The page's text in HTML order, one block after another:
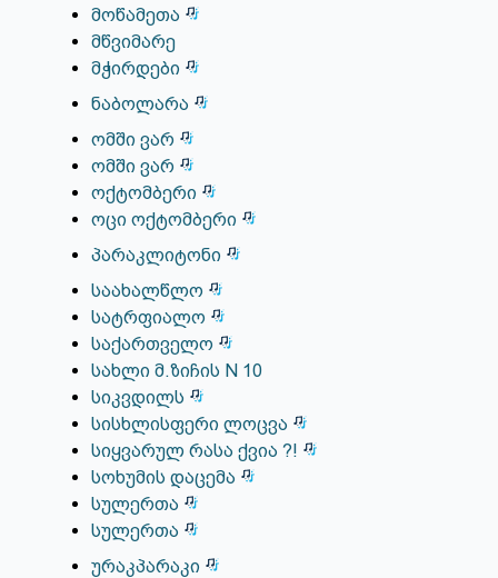
მოწამეთა
მწვიმარე
მჭირდები
ნაბოლარა
ომში ვარ
ომში ვარ
ოქტომბერი
ოცი ოქტომბერი
პარაკლიტონი
საახალწლო
სატრფიალო
საქართველო
სახლი მ.ზიჩის N 10
სიკვდილს
სისხლისფერი ლოცვა
სიყვარულ რასა ქვია ?!
სოხუმის დაცემა
სულერთა
სულერთა
ურაკპარაკი